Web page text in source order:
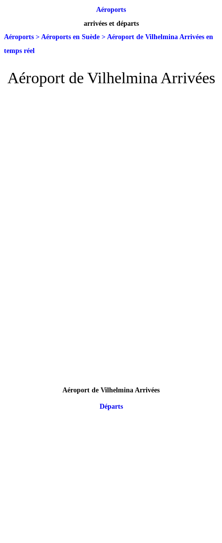
Aéroports
arrivées et départs
Aéroports > Aéroports en Suède > Aéroport de Vilhelmina Arrivées en
temps réel
Aéroport de Vilhelmina Arrivées
Aéroport de Vilhelmina Arrivées
Départs